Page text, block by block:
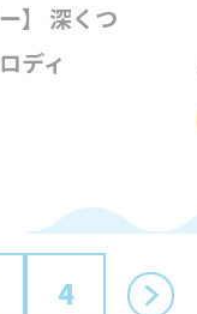
】 深くつ
ディ
4